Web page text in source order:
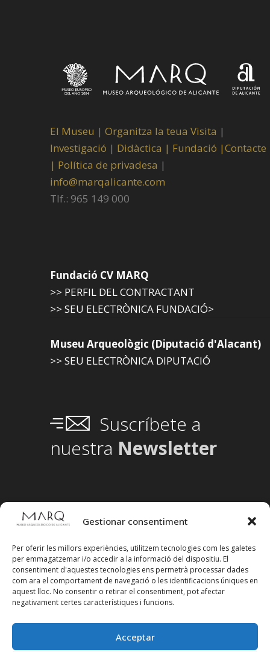
Gestionar consentiment
Per oferir les millors experiències, utilitzem tecnologies com les galetes
per emmagatzemar i/o accedir a la informació del dispositiu. El
consentiment d'aquestes tecnologies ens permetrà processar dades
com ara el comportament de navegació o les identificacions úniques en
aquest lloc. No consentir o retirar el consentiment, pot afectar
negativament certes característiques i funcions.
Acceptar
El Museu | Organitza la teua Visita |
Investigació | Didàctica | Fundació |Contacte
| Política de privadesa |
info@marqalicante.com
Tlf.: 965 149 000
Fundació CV MARQ
>> PERFIL DEL CONTRACTANT
>> SEU ELECTRÒNICA FUNDACIÓ>
Museu Arqueològic (Diputació d'Alacant)
>> SEU ELECTRÒNICA DIPUTACIÓ
Suscríbete a
nuestra Newsletter